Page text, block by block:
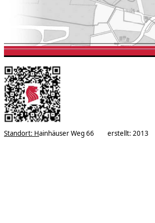
Standort: Hainhäuser Weg 66 erstellt: